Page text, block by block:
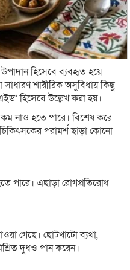
উপাদান হিসেবে ব্যবহৃত হয়ে
শারীরিক অসুবিধায় কিছু
হিসেবে উল্লেখ করা হয়।
নাও হতে পারে। বিশেষ করে
চিকিৎসকের পরামর্শ ছাড়া কোনো
পারে। এছাড়া রোগপ্রতিরোধ
গেছে। ছোটখাটো ব্যথা,
দুধও পান করেন।